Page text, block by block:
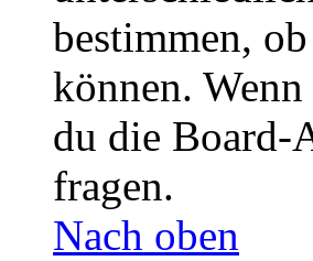
bestimmen,
können.
du die Board-
fragen.
Nach oben